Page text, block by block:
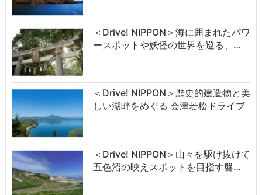
＜Drive! NIPPON＞海に囲まれたパワ
ースポットや妖怪の世界を巡る、…
＜Drive! NIPPON＞歴史的建造物と美
しい湖畔をめぐる 会津若松ドライブ
＜Drive! NIPPON＞山々を駆け抜けて
五色沼の映えスポットを目指す磐…